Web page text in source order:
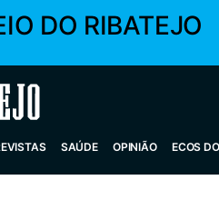
DO RIBATEJO
SAÚDE OPINIÃO ECOS